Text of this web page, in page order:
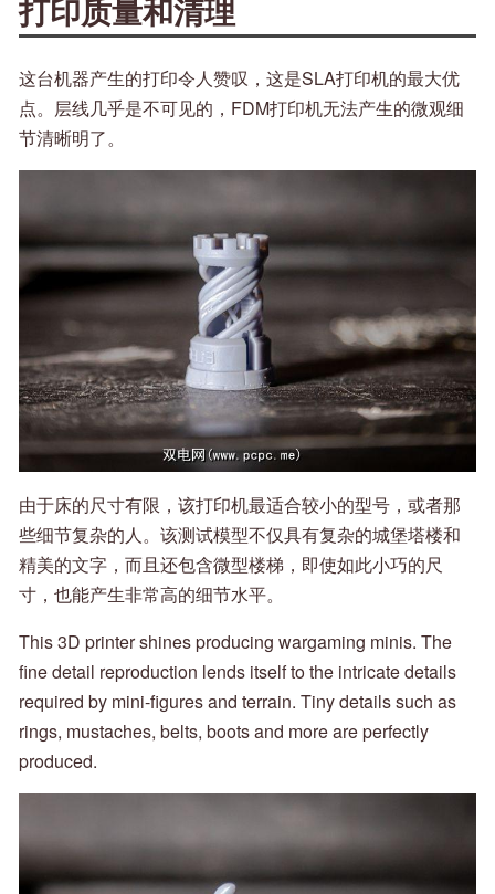
打印质量和清理
这台机器产生的打印令人赞叹，这是SLA打印机的最大优
点。层线几乎是不可见的，FDM打印机无法产生的微观细
节清晰明了。
由于床的尺寸有限，该打印机最适合较小的型号，或者那
些细节复杂的人。该测试模型不仅具有复杂的城堡塔楼和
精美的文字，而且还包含微型楼梯，即使如此小巧的尺
寸，也能产生非常高的细节水平。
This 3D printer shines producing wargaming minis. The
fine detail reproduction lends itself to the intricate details
required by mini-figures and terrain. Tiny details such as
rings, mustaches, belts, boots and more are perfectly
produced.